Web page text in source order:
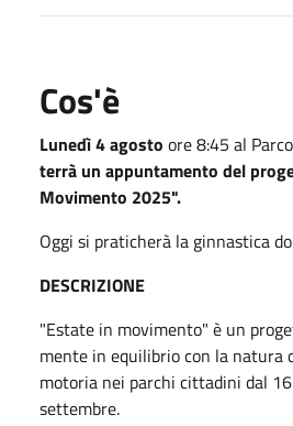
Cos'è
Lunedì 4 agosto ore 8:45 al
terrà un appuntamento del
Movimento 2025".
Oggi si praticherà la ginnastica
DESCRIZIONE
"Estate in movimento" è un
mente in equilibrio con la natura
motoria nei parchi cittadini dal
settembre.